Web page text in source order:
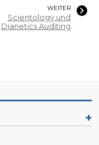
WEITER
Scientology und
Dianetics Auditing